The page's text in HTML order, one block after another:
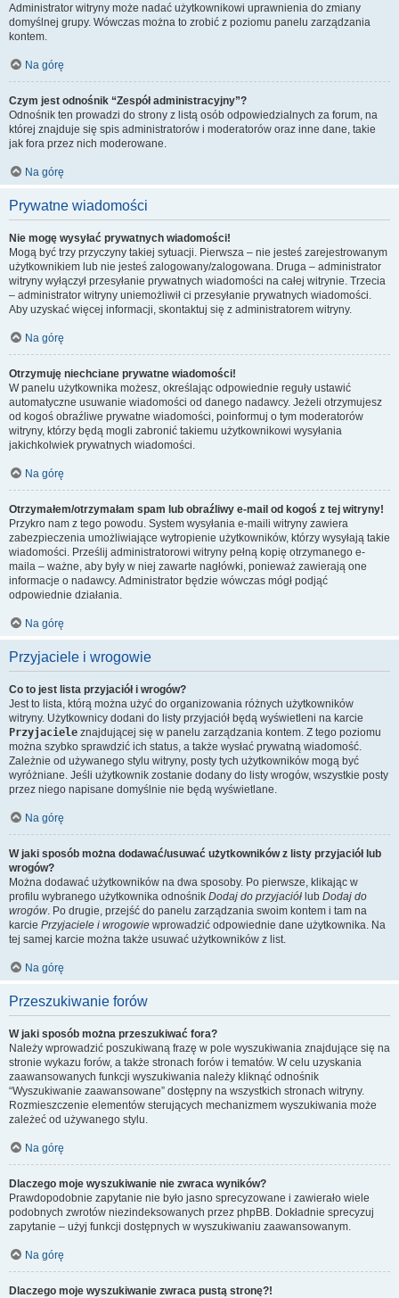
Administrator witryny może nadać użytkownikowi uprawnienia do zmiany
domyślnej grupy. Wówczas można to zrobić z poziomu panelu zarządzania
kontem.
Na górę
Czym jest odnośnik “Zespół administracyjny”?
Odnośnik ten prowadzi do strony z listą osób odpowiedzialnych za forum, na
której znajduje się spis administratorów i moderatorów oraz inne dane, takie
jak fora przez nich moderowane.
Na górę
Prywatne wiadomości
Nie mogę wysyłać prywatnych wiadomości!
Mogą być trzy przyczyny takiej sytuacji. Pierwsza – nie jesteś zarejestrowanym
użytkownikiem lub nie jesteś zalogowany/zalogowana. Druga – administrator
witryny wyłączył przesyłanie prywatnych wiadomości na całej witrynie. Trzecia
– administrator witryny uniemożliwił ci przesyłanie prywatnych wiadomości.
Aby uzyskać więcej informacji, skontaktuj się z administratorem witryny.
Na górę
Otrzymuję niechciane prywatne wiadomości!
W panelu użytkownika możesz, określając odpowiednie reguły ustawić
automatyczne usuwanie wiadomości od danego nadawcy. Jeżeli otrzymujesz
od kogoś obraźliwe prywatne wiadomości, poinformuj o tym moderatorów
witryny, którzy będą mogli zabronić takiemu użytkownikowi wysyłania
jakichkolwiek prywatnych wiadomości.
Na górę
Otrzymałem/otrzymałam spam lub obraźliwy e-mail od kogoś z tej witryny!
Przykro nam z tego powodu. System wysyłania e-maili witryny zawiera
zabezpieczenia umożliwiające wytropienie użytkowników, którzy wysyłają takie
wiadomości. Prześlij administratorowi witryny pełną kopię otrzymanego e-
maila – ważne, aby były w niej zawarte nagłówki, ponieważ zawierają one
informacje o nadawcy. Administrator będzie wówczas mógł podjąć
odpowiednie działania.
Na górę
Przyjaciele i wrogowie
Co to jest lista przyjaciół i wrogów?
Jest to lista, którą można użyć do organizowania różnych użytkowników
witryny. Użytkownicy dodani do listy przyjaciół będą wyświetleni na karcie
Przyjaciele znajdującej się w panelu zarządzania kontem. Z tego poziomu
można szybko sprawdzić ich status, a także wysłać prywatną wiadomość.
Zależnie od używanego stylu witryny, posty tych użytkowników mogą być
wyróżniane. Jeśli użytkownik zostanie dodany do listy wrogów, wszystkie posty
przez niego napisane domyślnie nie będą wyświetlane.
Na górę
W jaki sposób można dodawać/usuwać użytkowników z listy przyjaciół lub
wrogów?
Można dodawać użytkowników na dwa sposoby. Po pierwsze, klikając w
profilu wybranego użytkownika odnośnik Dodaj do przyjaciół lub Dodaj do
wrogów. Po drugie, przejść do panelu zarządzania swoim kontem i tam na
karcie Przyjaciele i wrogowie wprowadzić odpowiednie dane użytkownika. Na
tej samej karcie można także usuwać użytkowników z list.
Na górę
Przeszukiwanie forów
W jaki sposób można przeszukiwać fora?
Należy wprowadzić poszukiwaną frazę w pole wyszukiwania znajdujące się na
stronie wykazu forów, a także stronach forów i tematów. W celu uzyskania
zaawansowanych funkcji wyszukiwania należy kliknąć odnośnik
“Wyszukiwanie zaawansowane” dostępny na wszystkich stronach witryny.
Rozmieszczenie elementów sterujących mechanizmem wyszukiwania może
zależeć od używanego stylu.
Na górę
Dlaczego moje wyszukiwanie nie zwraca wyników?
Prawdopodobnie zapytanie nie było jasno sprecyzowane i zawierało wiele
podobnych zwrotów niezindeksowanych przez phpBB. Dokładnie sprecyzuj
zapytanie – użyj funkcji dostępnych w wyszukiwaniu zaawansowanym.
Na górę
Dlaczego moje wyszukiwanie zwraca pustą stronę?!